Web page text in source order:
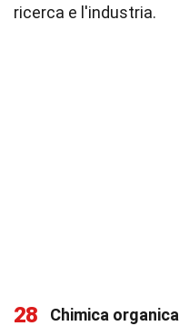
ricerca e l'industria.
28 Chimica organica